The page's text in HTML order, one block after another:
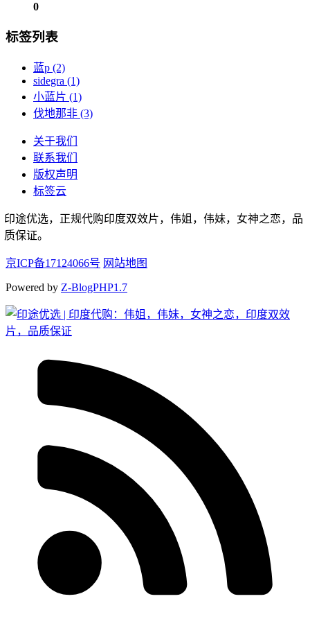
0
标签列表
蓝p (2)
sidegra (1)
小蓝片 (1)
伐地那非 (3)
关于我们
联系我们
版权声明
标签云
印途优选，正规代购印度双效片，伟姐，伟妹，女神之恋，品
质保证。
京ICP备17124066号 网站地图
Powered by Z-BlogPHP1.7